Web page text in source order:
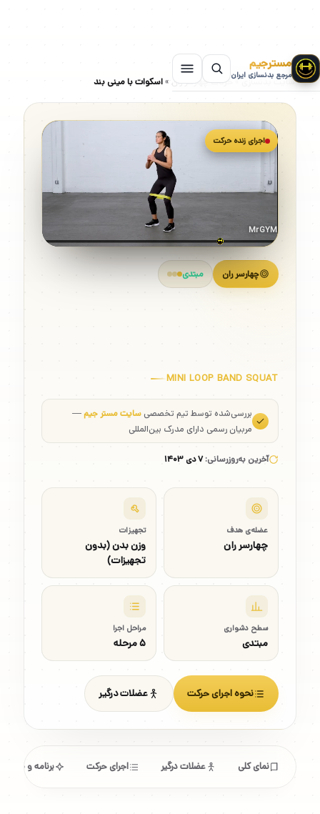
مسترجیم
مرجع بدنسازی ایران
سایت بدنسازی»حرکات چهارسر ران »اسکوات با مینی بند
چهارسر ران مبتدی
MINI LOOP BAND SQUAT
بررسی‌شده توسط تیم تخصصیسایت مستر جیم—
مربیان رسمی دارای مدرک بین‌المللی
آخرین به‌روزرسانی:۷ دی ۱۴۰۳
عضله‌ی هدف
چهارسر ران
تجهیزات
وزن بدن (بدون
تجهیزات)
سطح دشواری
مبتدی
مراحل اجرا
۵ مرحله
نحوه اجرای حرکت عضلات درگیر
اجرای زنده حرکت
MrGYM
نمای کلی عضلات درگیر اجرای حرکت برنامه و